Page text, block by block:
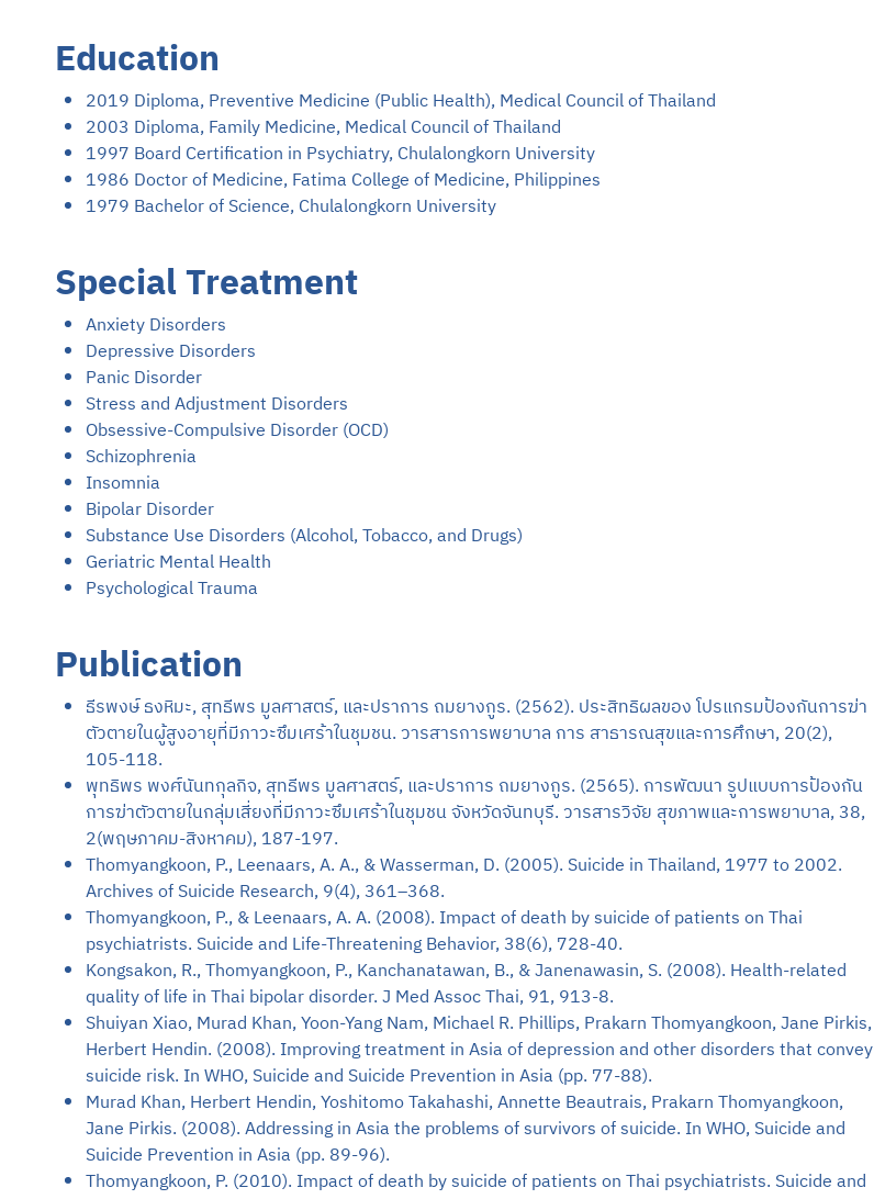
Education
2019 Diploma, Preventive Medicine (Public Health), Medical Council of Thailand
2003 Diploma, Family Medicine, Medical Council of Thailand
1997 Board Certification in Psychiatry, Chulalongkorn University
1986 Doctor of Medicine, Fatima College of Medicine, Philippines
1979 Bachelor of Science, Chulalongkorn University
Special Treatment
Anxiety Disorders
Depressive Disorders
Panic Disorder
Stress and Adjustment Disorders
Obsessive-Compulsive Disorder (OCD)
Schizophrenia
Insomnia
Bipolar Disorder
Substance Use Disorders (Alcohol, Tobacco, and Drugs)
Geriatric Mental Health
Psychological Trauma
Publication
ธีรพงษ์ ธงหิมะ, สุทธีพร มูลศาสตร์, และปราการ ถมยางกูร. (2562). ประสิทธิผลของ โปรแกรมป้องกันการฆ่า
ตัวตายในผู้สูงอายุที่มีภาวะซึมเศร้าในชุมชน. วารสารการพยาบาล การ สาธารณสุขและการศึกษา, 20(2),
105-118.
พุทธิพร พงศ์นันทกุลกิจ, สุทธีพร มูลศาสตร์, และปราการ ถมยางกูร. (2565). การพัฒนา รูปแบบการป้องกัน
การฆ่าตัวตายในกลุ่มเสี่ยงที่มีภาวะซึมเศร้าในชุมชน จังหวัดจันทบุรี. วารสารวิจัย สุขภาพและการพยาบาล, 38,
2(พฤษภาคม-สิงหาคม), 187-197.
Thomyangkoon, P., Leenaars, A. A., & Wasserman, D. (2005). Suicide in Thailand, 1977 to 2002.
Archives of Suicide Research, 9(4), 361–368.
Thomyangkoon, P., & Leenaars, A. A. (2008). Impact of death by suicide of patients on Thai
psychiatrists. Suicide and Life-Threatening Behavior, 38(6), 728-40.
Kongsakon, R., Thomyangkoon, P., Kanchanatawan, B., & Janenawasin, S. (2008). Health-related
quality of life in Thai bipolar disorder. J Med Assoc Thai, 91, 913-8.
Shuiyan Xiao, Murad Khan, Yoon-Yang Nam, Michael R. Phillips, Prakarn Thomyangkoon, Jane Pirkis,
Herbert Hendin. (2008). Improving treatment in Asia of depression and other disorders that convey
suicide risk. In WHO, Suicide and Suicide Prevention in Asia (pp. 77-88).
Murad Khan, Herbert Hendin, Yoshitomo Takahashi, Annette Beautrais, Prakarn Thomyangkoon,
Jane Pirkis. (2008). Addressing in Asia the problems of survivors of suicide. In WHO, Suicide and
Suicide Prevention in Asia (pp. 89-96).
Thomyangkoon, P. (2010). Impact of death by suicide of patients on Thai psychiatrists. Suicide and